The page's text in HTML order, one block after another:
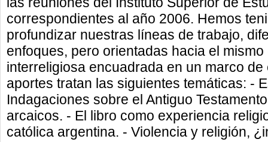
correspondientes al año 2006. Hemos
profundizar nuestras líneas de trabajo,
enfoques, pero orientadas hacia el
interreligiosa encuadrada en un marco
aportes tratan las siguientes temáticas: -
Indagaciones sobre el Antiguo
arcaicos. - El libro como experiencia
católica argentina. - Violencia y religión,